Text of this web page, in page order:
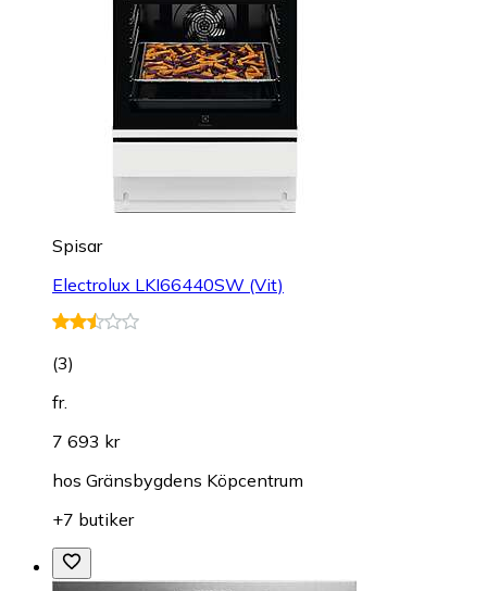
Spisar
Electrolux LKI66440SW (Vit)
(3)
fr.
7 693 kr
hos Gränsbygdens Köpcentrum
+7 butiker